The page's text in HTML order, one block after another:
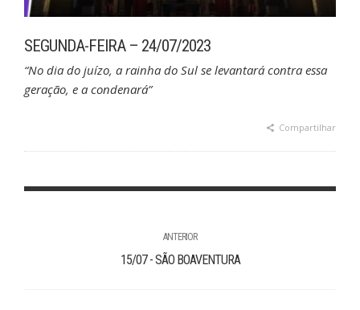
SEGUNDA-FEIRA – 24/07/2023
“No dia do juízo, a rainha do Sul se levantará contra essa
geração, e a condenará”
Compartilhar
ANTERIOR
15/07 - SÃO BOAVENTURA